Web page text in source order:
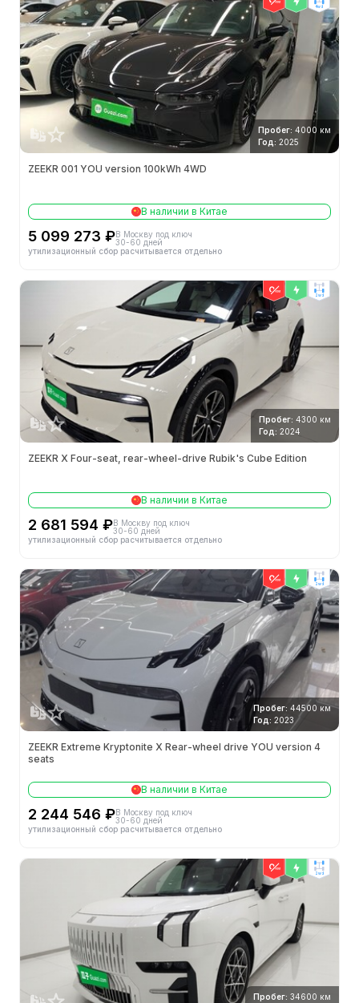
4wd
Пробег: 4000 км
Год: 2025
ZEEKR 001 YOU version 100kWh 4WD
В наличии в Китае
5 099 273 ₽В Москву под ключ
30-60 дней
утилизационный сбор расчитывается отдельно
2wd
Пробег: 4300 км
Год: 2024
ZEEKR X Four-seat, rear-wheel-drive Rubik's Cube Edition
В наличии в Китае
2 681 594 ₽В Москву под ключ
30-60 дней
утилизационный сбор расчитывается отдельно
2wd
Пробег: 44500 км
Год: 2023
ZEEKR Extreme Kryptonite X Rear-wheel drive YOU version 4
seats
В наличии в Китае
2 244 546 ₽В Москву под ключ
30-60 дней
утилизационный сбор расчитывается отдельно
2wd
Пробег: 34600 км